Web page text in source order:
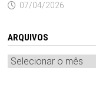
07/04/2026
ARQUIVOS
Arquivos